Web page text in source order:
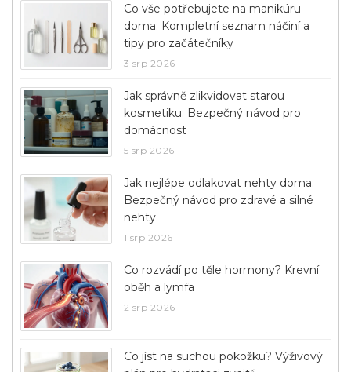
Co vše potřebujete na manikúru
doma: Kompletní seznam náčiní a
tipy pro začátečníky
3 srp 2026
Jak správně zlikvidovat starou
kosmetiku: Bezpečný návod pro
domácnost
5 srp 2026
Jak nejlépe odlakovat nehty doma:
Bezpečný návod pro zdravé a silné
nehty
1 srp 2026
Co rozvádí po těle hormony? Krevní
oběh a lymfa
2 srp 2026
Co jíst na suchou pokožku? Výživový